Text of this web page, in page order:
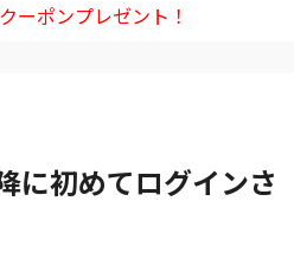
ーポンプレゼント！
に初めてログインさ